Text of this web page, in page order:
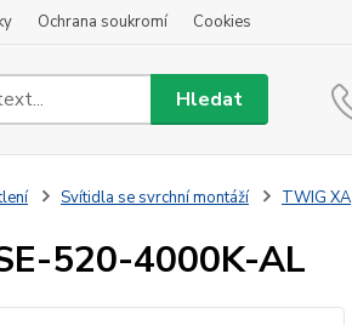
Ochrana soukromí Cookies
Hledat
Svítidla se svrchní montáží TWIG XA
520-4000K-AL